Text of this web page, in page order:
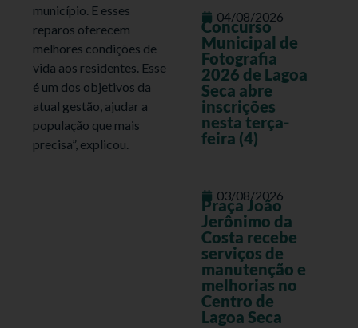
município. E esses
reparos oferecem
melhores condições de
vida aos residentes. Esse
é um dos objetivos da
atual gestão, ajudar a
população que mais
precisa”, explicou.
04/08/2026
Concurso
Municipal de
Fotografia
2026 de Lagoa
Seca abre
inscrições
nesta terça-
feira (4)
03/08/2026
Praça João
Jerônimo da
Costa recebe
serviços de
manutenção e
melhorias no
Centro de
Lagoa Seca